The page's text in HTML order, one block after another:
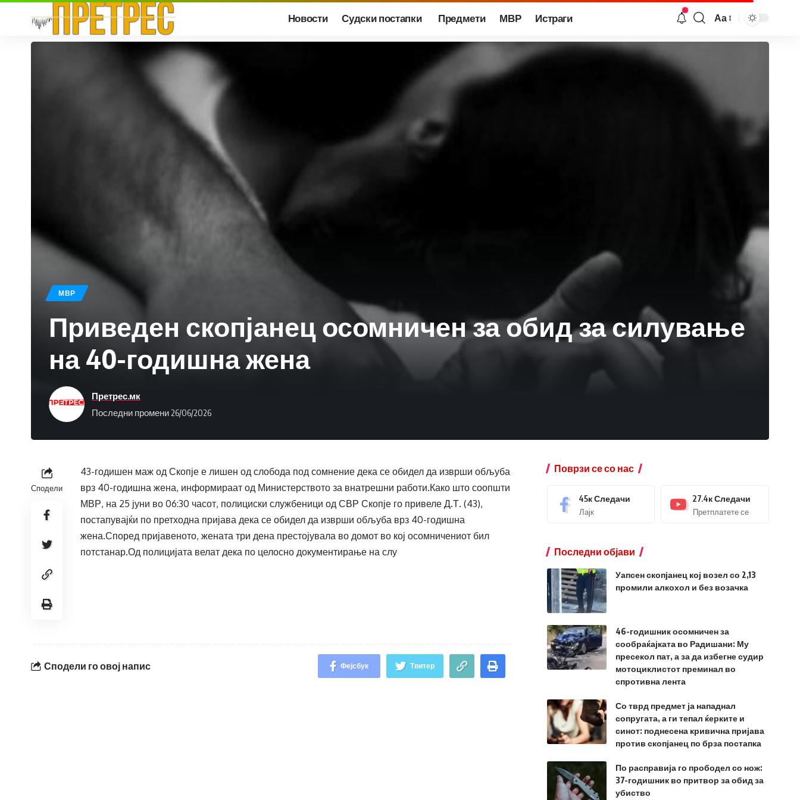
Новости Судски постапки Предмети МВР Истраги Аа
МВР
Приведен скопјанец осомничен за обид за силување
на 40-годишна жена
Последни промени 26/06/2026
Претрес.мк
Сподели
43-годишен маж од Скопје е лишен од слобода под сомнение дека се обидел да изврши обљуба
врз 40-годишна жена, информираат од Министерството за внатрешни работи.Како што соопшти
МВР, на 25 јуни во 06:30 часот, полициски службеници од СВР Скопје го привеле Д.Т. (43),
постапувајќи по претходна пријава дека се обидел да изврши обљуба врз 40-годишна
жена.Според пријавеното, жената три дена престојувала во домот во кој осомничениот бил
потстанар.Од полицијата велат дека по целосно документирање на слу
Сподели го овој напис Фејсбук Твитер
Поврзи се со нас
45кСледачи
Лајк
27.4кСледачи
Претплатете се
Последни објави
Уапсен скопјанец кој возел со 2,13
промили алкохол и без возачка
46-годишник осомничен за
сообраќајката во Радишани: Му
пресекол пат, а за да избегне судир
мотоциклистот преминал во
спротивна лента
Со тврд предмет ја нападнал
сопругата, а ги тепал ќерките и
синот: поднесена кривична пријава
против скопјанец по брза постапка
По расправија го прободел со нож:
37-годишник во притвор за обид за
убиство